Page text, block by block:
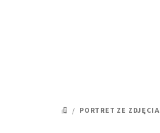
HOME
/ PORTRET ZE ZDJĘCIA